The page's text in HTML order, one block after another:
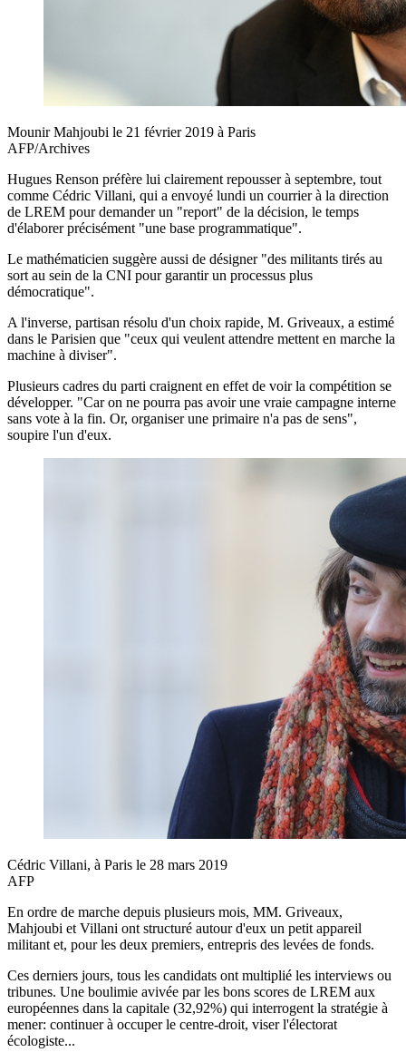
Mounir Mahjoubi le 21 février 2019 à Paris
AFP/Archives
Hugues Renson préfère lui clairement repousser à septembre, tout
comme Cédric Villani, qui a envoyé lundi un courrier à la direction
de LREM pour demander un "report" de la décision, le temps
d'élaborer précisément "une base programmatique".
Le mathématicien suggère aussi de désigner "des militants tirés au
sort au sein de la CNI pour garantir un processus plus
démocratique".
A l'inverse, partisan résolu d'un choix rapide, M. Griveaux, a estimé
dans le Parisien que "ceux qui veulent attendre mettent en marche la
machine à diviser".
Plusieurs cadres du parti craignent en effet de voir la compétition se
développer. "Car on ne pourra pas avoir une vraie campagne interne
sans vote à la fin. Or, organiser une primaire n'a pas de sens",
soupire l'un d'eux.
Cédric Villani, à Paris le 28 mars 2019
AFP
En ordre de marche depuis plusieurs mois, MM. Griveaux,
Mahjoubi et Villani ont structuré autour d'eux un petit appareil
militant et, pour les deux premiers, entrepris des levées de fonds.
Ces derniers jours, tous les candidats ont multiplié les interviews ou
tribunes. Une boulimie avivée par les bons scores de LREM aux
européennes dans la capitale (32,92%) qui interrogent la stratégie à
mener: continuer à occuper le centre-droit, viser l'électorat
écologiste...